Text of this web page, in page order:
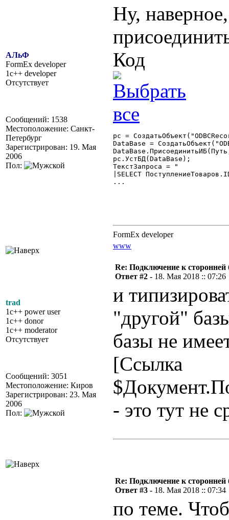
АЛьФ
FormEx developer
1c++ developer
Отсутствует
Сообщений: 1538
Местоположение: Санкт-
Петербург
Зарегистрирован: 19. Мая
2006
Пол:
Ну,
Код
рс =
DataBase =
рс.УстБД(DataBase);
ТекстЗапроса = "
|SELECT
...
FormEx developer
www
trad
1c++ power user
1c++ donor
1c++ moderator
Отсутствует
Сообщений: 3051
Местоположение: Киров
Зарегистрирован: 23. Мая
2006
Пол:
Re: Подключение к сторонней
Ответ #2 - 18. Мая 2018 :: 07:26
и
"другой"
базы не
[Ссылка
- это тут не
Re: Подключение к сторонней
Ответ #3 - 18. Мая 2018 :: 07:34
по теме.